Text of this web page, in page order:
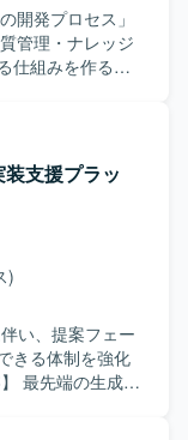
開発プロセス」
管理・ナレッジ
仕組みを作るこ
ていただきま
】 支援プラッ
)
い、提案フェー
きる体制を強化